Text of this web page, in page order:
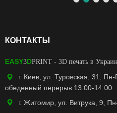
КОНТАКТЫ
EASY3DPRINT - 3D печать в
г. Киев, ул. Туровская, 31,
обеденный перерыв 13:00-14:00
г. Житомир, ул. Витрука, 9,